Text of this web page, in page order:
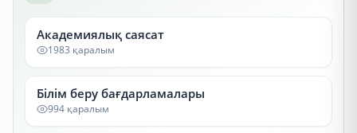
Академиялық саясат
1983 қаралым
Білім беру бағдарламалары
994 қаралым